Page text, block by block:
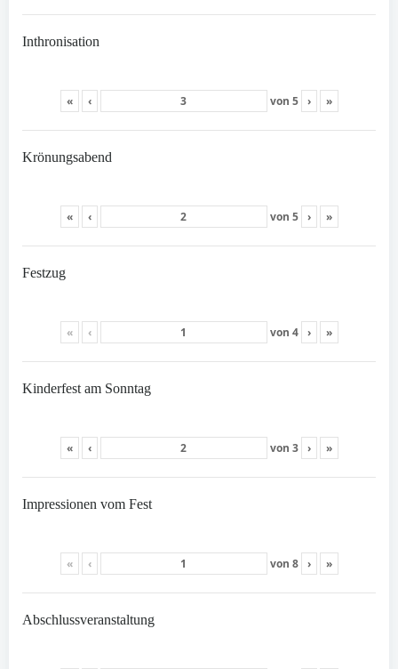
Inthronisation
« ‹ von 5 › »
Krönungsabend
« ‹ von 5 › »
Festzug
« ‹ von 4 › »
Kinderfest am Sonntag
« ‹ von 3 › »
Impressionen vom Fest
« ‹ von 8 › »
Abschlussveranstaltung